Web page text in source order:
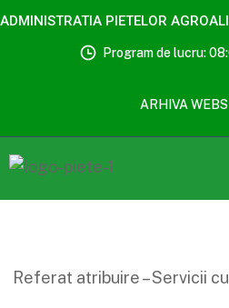
ADMINISTRATIA PIETELOR
Program de lucru:
ARHIVA
Referat atribuire – Servicii